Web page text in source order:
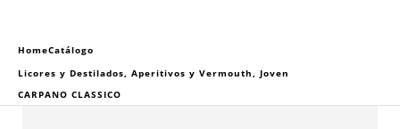
HomeCatálogo
Licores y Destilados, Aperitivos y Vermouth, Joven
CARPANO CLASSICO